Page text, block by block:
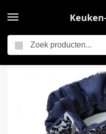
Allecta – Theepot hoes van katoen voor warme thee – Decoratief en